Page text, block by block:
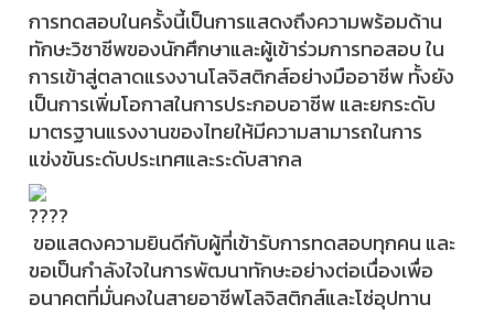
การทดสอบในครั้งนี้เป็นการแสดงถึงความพร้อมด้าน
ทักษะวิชาชีพของนักศึกษาและผู้เข้าร่วมการทอสอบ ใน
การเข้าสู่ตลาดแรงงานโลจิสติกส์อย่างมืออาชีพ ทั้งยัง
เป็นการเพิ่มโอกาสในการประกอบอาชีพ และยกระดับ
มาตรฐานแรงงานของไทยให้มีความสามารถในการ
แข่งขันระดับประเทศและระดับสากล
ขอแสดงความยินดีกับผู้ที่เข้ารับการทดสอบทุกคน และ
ขอเป็นกำลังใจในการพัฒนาทักษะอย่างต่อเนื่องเพื่อ
อนาคตที่มั่นคงในสายอาชีพโลจิสติกส์และโซ่อุปทาน